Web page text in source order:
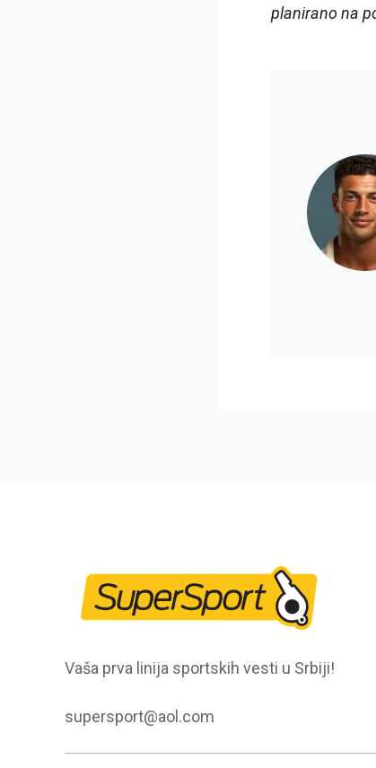
planirano na
Vaša prva linija sportskih vesti u Srbiji!
supersport@aol.com